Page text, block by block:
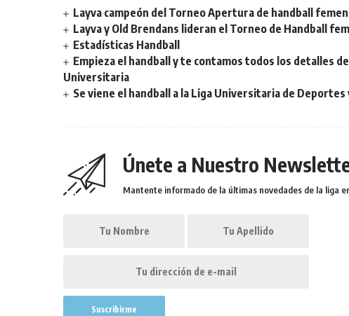
Layva campeón del Torneo Apertura de handball
Layva y Old Brendans lideran el Torneo de Handball
Estadísticas Handball
Empieza el handball y te contamos todos los detalles
Universitaria
Se viene el handball a la Liga Universitaria de
Únete a Nuestro
Mantente informado de la últimas novedades de la liga